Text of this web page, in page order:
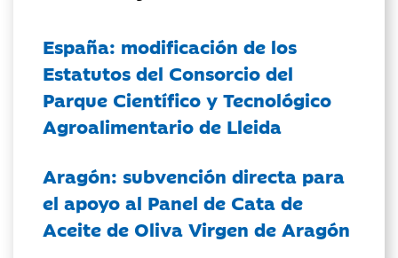
España: modificación de los
Estatutos del Consorcio del
Parque Científico y Tecnológico
Agroalimentario de Lleida
Aragón: subvención directa para
el apoyo al Panel de Cata de
Aceite de Oliva Virgen de Aragón